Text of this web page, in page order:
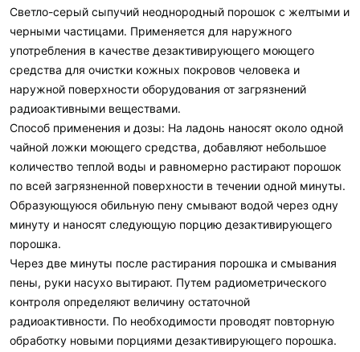
Светло-серый сыпучий неоднородный порошок с желтыми и
черными частицами. Применяется для наружного
употребления в качестве дезактивирующего моющего
средства для очистки кожных покровов человека и
наружной поверхности оборудования от загрязнений
радиоактивными веществами.
Способ применения и дозы: На ладонь наносят около одной
чайной ложки моющего средства, добавляют небольшое
количество теплой воды и равномерно растирают порошок
по всей загрязненной поверхности в течении одной минуты.
Образующуюся обильную пену смывают водой через одну
минуту и наносят следующую порцию дезактивирующего
порошка.
Через две минуты после растирания порошка и смывания
пены, руки насухо вытирают. Путем радиометрического
контроля определяют величину остаточной
радиоактивности. По необходимости проводят повторную
обработку новыми порциями дезактивирующего порошка.